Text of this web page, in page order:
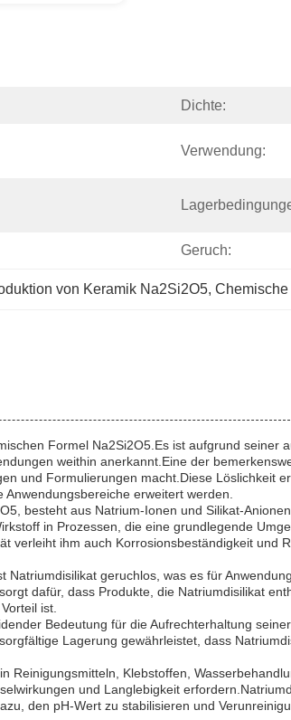
Dichte:
Verwendung:
Geruch:
von Keramik Na2Si2O5,
Formel Na2Si2O5.Es ist aufgrund
weithin anerkannt.Eine der
und Formulierungen macht.Diese Löslichkeit
erweitert werden.
besteht aus Natrium-Ionen und Silikat-
in Prozessen, die eine grundlegende
verleiht ihm auch Korrosionsbeständigkeit
geruchlos, was es für
dafür, dass Produkte, die Natriumdisilikat
ist.
Bedeutung für die Aufrechterhaltung
Lagerung gewährleistet, dass
Reinigungsmitteln, Klebstoffen,
und Langlebigkeit
den pH-Wert zu stabilisieren und